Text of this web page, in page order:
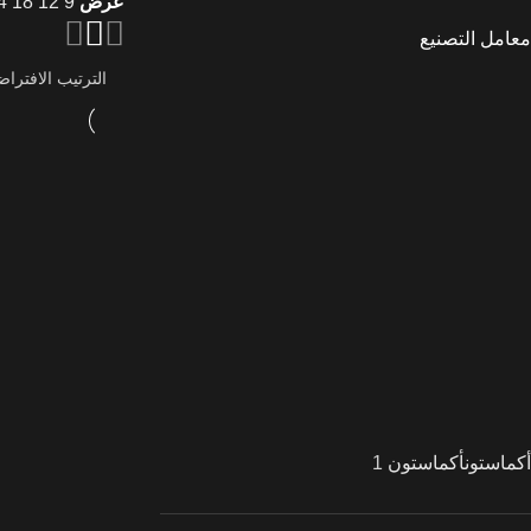
معامل التصنيع
أكماستونأكماستون 1